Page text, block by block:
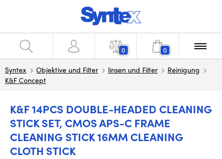
0 0
Syntex Objektive und Filter linsen und Filter
Reinigung
K&F Concept
K&F 14PCS DOUBLE-HEADED CLEANING
STICK SET, CMOS APS-C FRAME
CLEANING STICK 16MM CLEANING
CLOTH STICK